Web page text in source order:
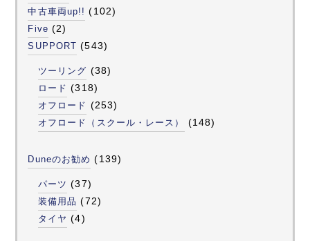
中古車両up!! (102)
Five (2)
SUPPORT (543)
ツーリング (38)
ロード (318)
オフロード (253)
オフロード（スクール・レース） (148)
Duneのお勧め (139)
パーツ (37)
装備用品 (72)
タイヤ (4)